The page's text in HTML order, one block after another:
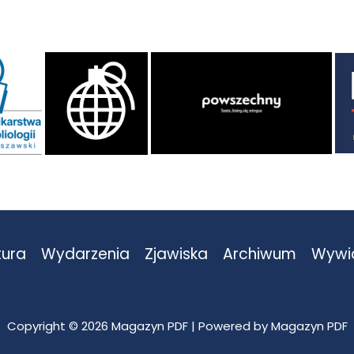
Wydarzenia Zjawiska Archiwum
Copyright © 2026 Magazyn PDF | Powered by Magazyn PDF